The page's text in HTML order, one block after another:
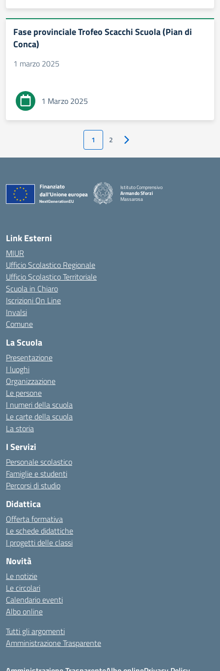
Fase provinciale Trofeo Scacchi Scuola (Pian di
Conca)
1 marzo 2025
1 Marzo 2025
1 2 Pagina successiva
Istituto Comprensivo
Armando Sforzi
Massarosa
Link Esterni
MIUR
Ufficio Scolastico Regionale
Ufficio Scolastico Territoriale
Scuola in Chiaro
Iscrizioni On Line
Invalsi
Comune
La Scuola
Presentazione
I luoghi
Organizzazione
Le persone
I numeri della scuola
Le carte della scuola
La storia
I Servizi
Personale scolastico
Famiglie e studenti
Percorsi di studio
Didattica
Offerta formativa
Le schede didattiche
I progetti delle classi
Novità
Le notizie
Le circolari
Calendario eventi
Albo online
Tutti gli argomenti
Amministrazione Trasparente